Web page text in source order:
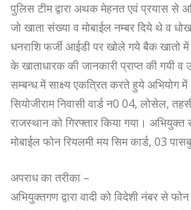
पुलिस टीम द्वारा अथक मेहनत एवं प्रयास से
जो खाता संख्या व मोबाईल नम्बर दिये थे व
धनराशि फर्जी आईडी पर खोले गये बैक खातो में
के खाताधारक की जानकारी प्राप्त की गयी
सम्बन्ध में साक्ष्य एकत्रित करते हुये अभियोग में
सियोजीराम निवासी वार्ड न0 04, लोसेल,
राजस्थान को गिरफ्तार किया गया।
मोबाईल फोन रियलमी मय सिम कार्ड, 03
अपराध का तरीका –
अभियुक्तगण द्वारा वादी को विदेशी नंबर से